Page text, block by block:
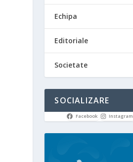
Echipa
Editoriale
Societate
SOCIALIZARE
Facebook Instagram